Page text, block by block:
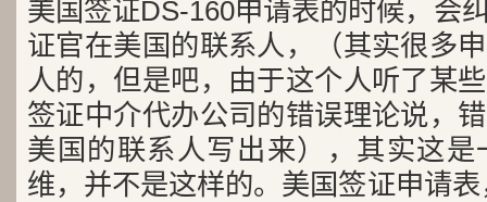
美国签证DS-160申请表的时候，会
证官在美国的联系人，（其实很多
人的，但是吧，由于这个人听了某
签证中介代办公司的错误理论说，
美国的联系人写出来），其实这
维，并不是这样的。美国签证申请